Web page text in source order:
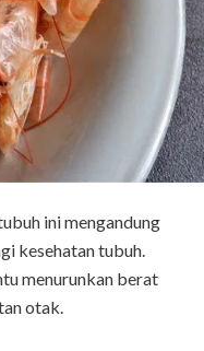
ini mengandung
kesehatan tubuh.
menurunkan berat
otak.